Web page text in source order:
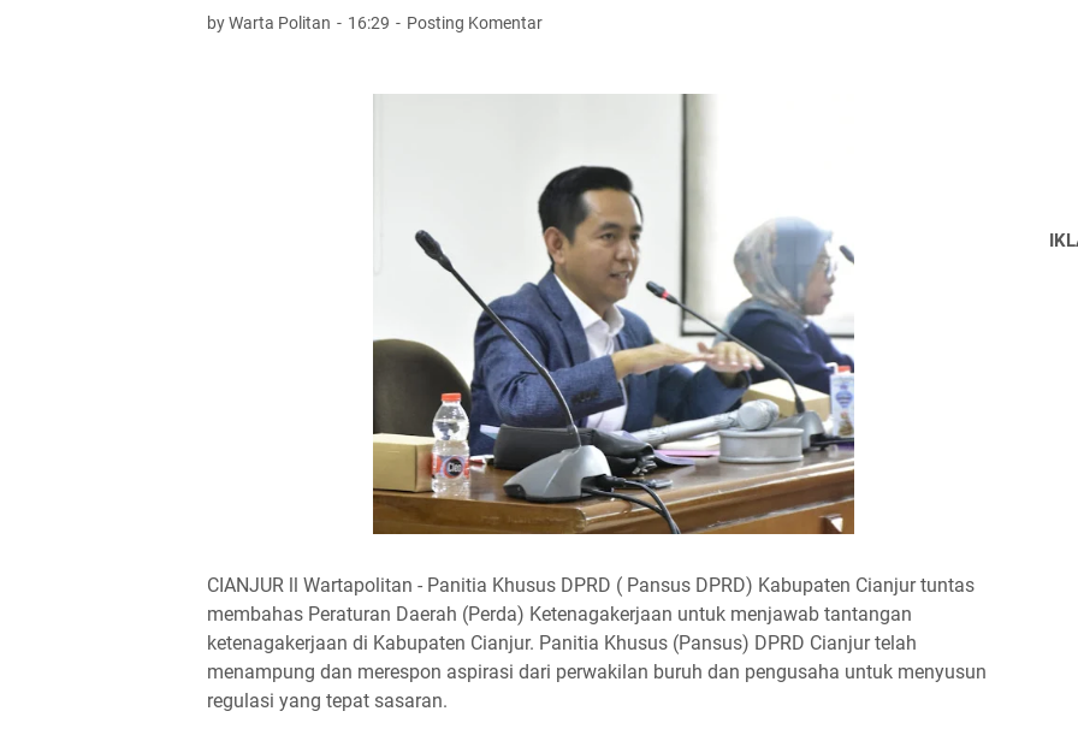
by Warta Politan 16:29 Posting Komentar
CIANJUR ll Wartapolitan - Panitia Khusus DPRD ( Pansus DPRD) Kabupaten Cianjur tuntas
membahas Peraturan Daerah (Perda) Ketenagakerjaan untuk menjawab tantangan
ketenagakerjaan di Kabupaten Cianjur. Panitia Khusus (Pansus) DPRD Cianjur telah
menampung dan merespon aspirasi dari perwakilan buruh dan pengusaha untuk menyusun
regulasi yang tepat sasaran.